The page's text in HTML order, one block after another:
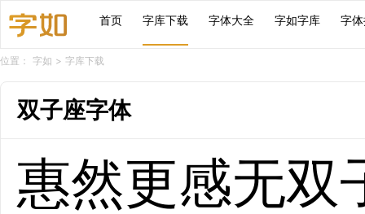
首页 字库下载 字体大全 字如字库 字
位置： 字如 > 字库下载
双子座字体
惠然更感无双